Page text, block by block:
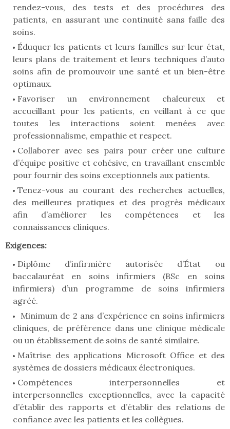
rendez-vous, des tests et des procédures des
patients, en assurant une continuité sans faille des
soins.
Éduquer les patients et leurs familles sur leur état,
leurs plans de traitement et leurs techniques d’auto
soins afin de promouvoir une santé et un bien-être
optimaux.
Favoriser un environnement chaleureux et
accueillant pour les patients, en veillant à ce que
toutes les interactions soient menées avec
professionnalisme, empathie et respect.
Collaborer avec ses pairs pour créer une culture
d’équipe positive et cohésive, en travaillant ensemble
pour fournir des soins exceptionnels aux patients.
Tenez-vous au courant des recherches actuelles,
des meilleures pratiques et des progrès médicaux
afin d’améliorer les compétences et les
connaissances cliniques.
Exigences:
Diplôme d’infirmière autorisée d’État ou
baccalauréat en soins infirmiers (BSc en soins
infirmiers) d’un programme de soins infirmiers
agréé.
Minimum de 2 ans d’expérience en soins infirmiers
cliniques, de préférence dans une clinique médicale
ou un établissement de soins de santé similaire.
Maîtrise des applications Microsoft Office et des
systèmes de dossiers médicaux électroniques.
Compétences interpersonnelles et
interpersonnelles exceptionnelles, avec la capacité
d’établir des rapports et d’établir des relations de
confiance avec les patients et les collègues.